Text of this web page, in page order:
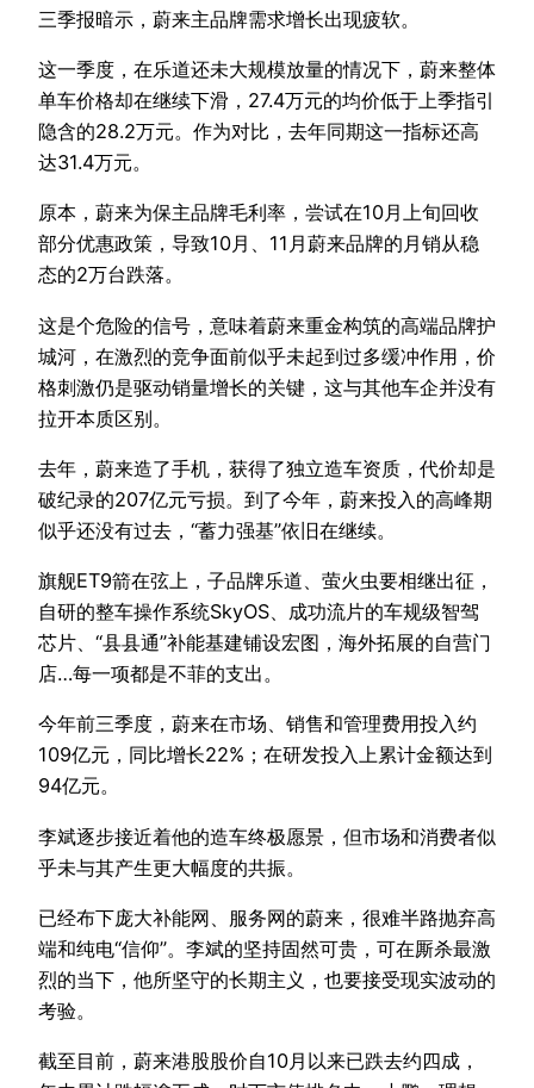
三季报暗示，蔚来主品牌需求增长出现疲软。
这一季度，在乐道还未大规模放量的情况下，蔚来整体
单车价格却在继续下滑，27.4万元的均价低于上季指引
隐含的28.2万元。作为对比，去年同期这一指标还高
达31.4万元。
原本，蔚来为保主品牌毛利率，尝试在10月上旬回收
部分优惠政策，导致10月、11月蔚来品牌的月销从稳
态的2万台跌落。
这是个危险的信号，意味着蔚来重金构筑的高端品牌护
城河，在激烈的竞争面前似乎未起到过多缓冲作用，价
格刺激仍是驱动销量增长的关键，这与其他车企并没有
拉开本质区别。
去年，蔚来造了手机，获得了独立造车资质，代价却是
破纪录的207亿元亏损。到了今年，蔚来投入的高峰期
似乎还没有过去，“蓄力强基”依旧在继续。
旗舰ET9箭在弦上，子品牌乐道、萤火虫要相继出征，
自研的整车操作系统SkyOS、成功流片的车规级智驾
芯片、“县县通”补能基建铺设宏图，海外拓展的自营门
店…每一项都是不菲的支出。
今年前三季度，蔚来在市场、销售和管理费用投入约
109亿元，同比增长22%；在研发投入上累计金额达到
94亿元。
李斌逐步接近着他的造车终极愿景，但市场和消费者似
乎未与其产生更大幅度的共振。
已经布下庞大补能网、服务网的蔚来，很难半路抛弃高
端和纯电“信仰”。李斌的坚持固然可贵，可在厮杀最激
烈的当下，他所坚守的长期主义，也要接受现实波动的
考验。
截至目前，蔚来港股股价自10月以来已跌去约四成，